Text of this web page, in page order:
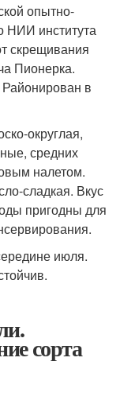
опытно-
НИИ института
скрещивания
Пионерка.
в
округлая,
средних
налетом.
сладкая. Вкус
пригодны для
июля.
сорта